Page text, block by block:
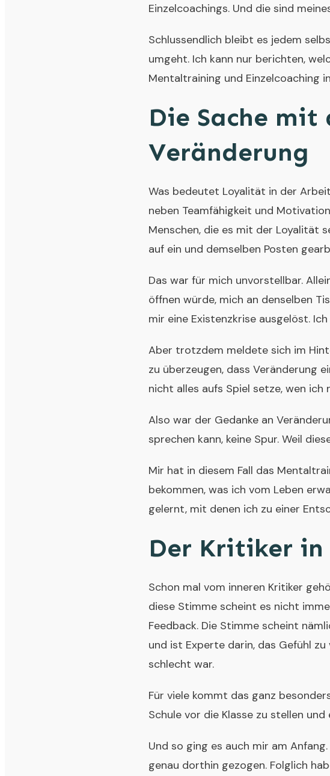
Einzelcoachings. Und die sind
Schlussendlich bleibt es jedem
umgeht. Ich kann nur berichten,
Mentaltraining und Einzelcoaching
Die Sache
Veränderung
Was bedeutet Loyalität in der
neben Teamfähigkeit und
Menschen, die es mit der Loyalität
auf ein und demselben Posten
Das war für mich unvorstellbar.
öffnen würde, mich an denselben
mir eine Existenzkrise ausgelöst.
Aber trotzdem meldete sich im
zu überzeugen, dass Veränderung
nicht alles aufs Spiel setze, wen
Also war der Gedanke an
sprechen kann, keine Spur. Weil
Mir hat in diesem Fall das
bekommen, was ich vom Leben
gelernt, mit denen ich zu einer
Der Kritiker
Schon mal vom inneren Kritiker
diese Stimme scheint es nicht
Feedback. Die Stimme scheint
und ist Experte darin, das Gefühl
schlecht war.
Für viele kommt das ganz
Schule vor die Klasse zu stellen
Und so ging es auch mir am
genau dorthin gezogen. Folglich